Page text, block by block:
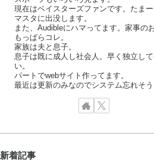
現在はベイスターズファンです。たま
マスタに出没します。
また、Audibleにハマってます。家事の
もっぱらコレ。
家族は夫と息子。
息子は既に成人し社会人。早く独立して
い。
パートでwebサイト作ってます。
最近は更新のみなのでシステム忘れそう
新着記事